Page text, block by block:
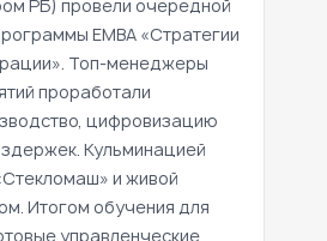
РБ) провели очередной
EMBA «Стратегии
Топ-менеджеры
проработали
цифровизацию
Кульминацией
и живой
Итогом обучения для
управленческие